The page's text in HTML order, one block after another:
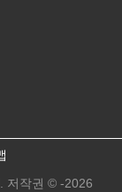
저작권 © -2026